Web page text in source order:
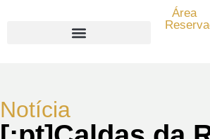
Área
Notícia